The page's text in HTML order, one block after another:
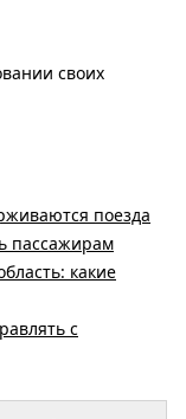
своих
поезда
пассажирам
какие
с